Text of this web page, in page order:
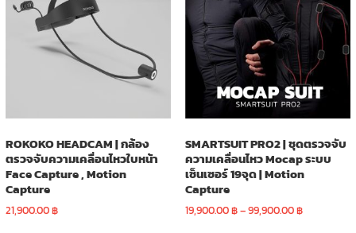
ROKOKO HEADCAM | กล้อง
ตรวจจับความเคลื่อนไหวใบหน้า
Face Capture , Motion
Capture
21,900.00฿
SMARTSUIT PRO2 | ชุดตรวจจับ
ความเคลื่อนไหว Mocap ระบบ
เซ็นเซอร์ 19จุด | Motion
Capture
19,900.00฿–99,900.00฿Price